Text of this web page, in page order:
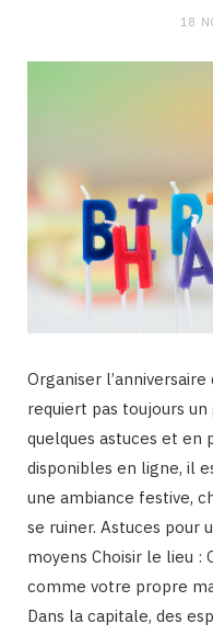
18
Organiser l’anniversaire
requiert pas toujours un
quelques astuces et en
disponibles en ligne, il
une ambiance festive,
se ruiner. Astuces pour
moyens Choisir le lieu :
comme votre propre
Dans la capitale, des